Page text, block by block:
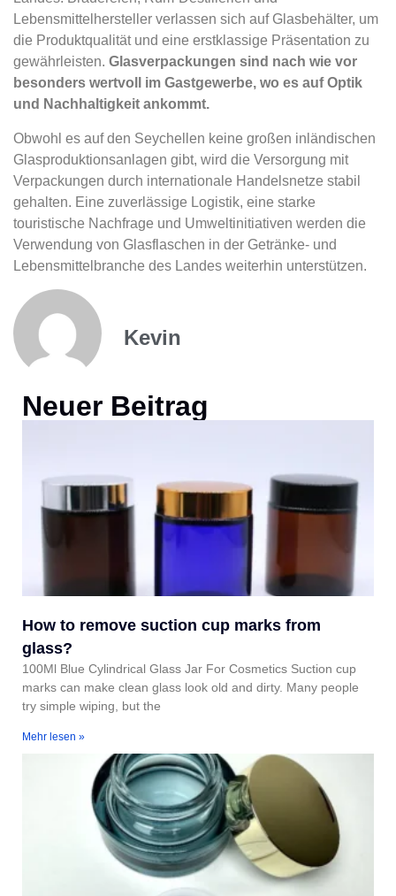
Lebensmittelhersteller verlassen sich auf Glasbehälter, um
die Produktqualität und eine erstklassige Präsentation zu
gewährleisten. Glasverpackungen sind nach wie vor
besonders wertvoll im Gastgewerbe, wo es auf Optik
und Nachhaltigkeit ankommt.
Obwohl es auf den Seychellen keine großen inländischen
Glasproduktionsanlagen gibt, wird die Versorgung mit
Verpackungen durch internationale Handelsnetze stabil
gehalten. Eine zuverlässige Logistik, eine starke
touristische Nachfrage und Umweltinitiativen werden die
Verwendung von Glasflaschen in der Getränke- und
Lebensmittelbranche des Landes weiterhin unterstützen.
Kevin
Neuer Beitrag
How to remove suction cup marks from
glass?
100Ml Blue Cylindrical Glass Jar For Cosmetics Suction cup
marks can make clean glass look old and dirty. Many people
try simple wiping, but the
Mehr lesen »